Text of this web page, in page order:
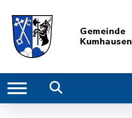
Gemeinde
Kumhausen